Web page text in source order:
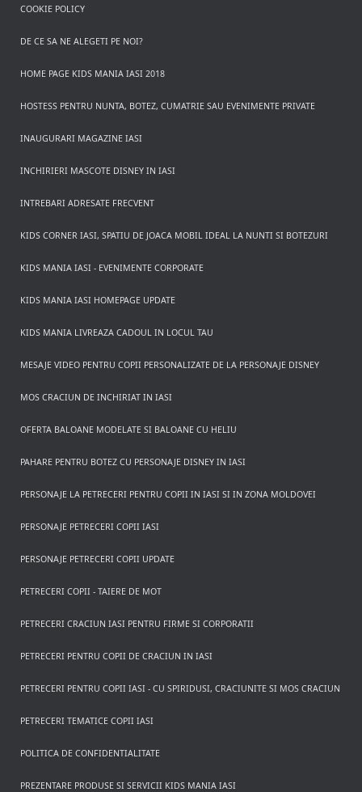
COOKIE POLICY
DE CE SA NE ALEGETI PE NOI?
HOME PAGE KIDS MANIA IASI 2018
HOSTESS PENTRU NUNTA, BOTEZ, CUMATRIE SAU EVENIMENTE PRIVATE
INAUGURARI MAGAZINE IASI
INCHIRIERI MASCOTE DISNEY IN IASI
INTREBARI ADRESATE FRECVENT
KIDS CORNER IASI, SPATIU DE JOACA MOBIL IDEAL LA NUNTI SI BOTEZURI
KIDS MANIA IASI - EVENIMENTE CORPORATE
KIDS MANIA IASI HOMEPAGE UPDATE
KIDS MANIA LIVREAZA CADOUL IN LOCUL TAU
MESAJE VIDEO PENTRU COPII PERSONALIZATE DE LA PERSONAJE DISNEY
MOS CRACIUN DE INCHIRIAT IN IASI
OFERTA BALOANE MODELATE SI BALOANE CU HELIU
PAHARE PENTRU BOTEZ CU PERSONAJE DISNEY IN IASI
PERSONAJE LA PETRECERI PENTRU COPII IN IASI SI IN ZONA MOLDOVEI
PERSONAJE PETRECERI COPII IASI
PERSONAJE PETRECERI COPII UPDATE
PETRECERI COPII - TAIERE DE MOT
PETRECERI CRACIUN IASI PENTRU FIRME SI CORPORATII
PETRECERI PENTRU COPII DE CRACIUN IN IASI
PETRECERI PENTRU COPII IASI - CU SPIRIDUSI, CRACIUNITE SI MOS CRACIUN
PETRECERI TEMATICE COPII IASI
POLITICA DE CONFIDENTIALITATE
PREZENTARE PRODUSE SI SERVICII KIDS MANIA IASI